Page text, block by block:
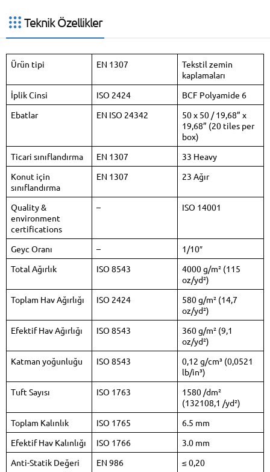
Teknik Özellikler
Ürün tipi EN 1307
Tekstil zemin
kaplamaları
İplik Cinsi
ISO 2424
BCF Polyamide 6
Ebatlar
EN ISO 24342
50 x 50 / 19,68” x
19,68” (20 tiles per
box)
Ticari sınıflandırma
EN 1307
33 Heavy
Konut için
sınıflandırma
EN 1307 23 Ağır
Quality &
environment
certifications
– ISO 14001
Geyc Oranı –
1/10″
Total Ağırlık
ISO 8543
4000 g/m² (115
oz/yd²)
Toplam Hav Ağırlığı
ISO 2424
580 g/m² (14,7
oz/yd²)
Efektif Hav Ağırlığı
ISO 8543
360 g/m² (9,1
oz/yd²)
Katman yoğunluğu
ISO 8543
0,12 g/cm³ (0,0521
lb/in³)
Tuft Sayısı
ISO 1763
1580 /dm²
(132108,1 /yd²)
Toplam Kalınlık
ISO 1765
6.5 mm
Efektif Hav Kalınlığı
ISO 1766
3.0 mm
Anti-Statik Değeri
EN 986 ≤ 0,20